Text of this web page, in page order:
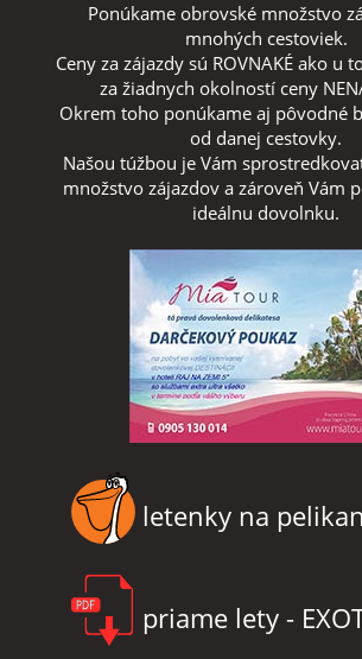
Ponúkame obrovské množstvo
mnohých cestoviek.
Ceny za zájazdy sú ROVNAKÉ ako u
za žiadnych okolností ceny
Okrem toho ponúkame aj pôvodné
od danej cestovky.
Našou túžbou je Vám
množstvo zájazdov a zároveň Vám
ideálnu dovolnku.
letenky na
priame lety -